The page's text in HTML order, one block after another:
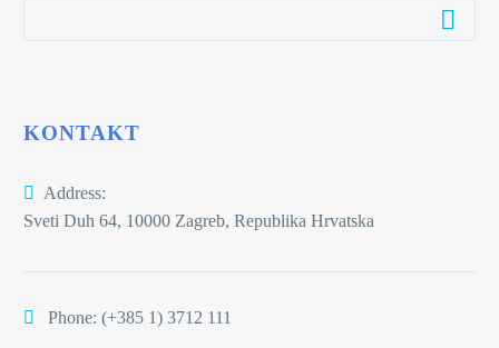
KONTAKT
Address:
Sveti Duh 64, 10000 Zagreb, Republika Hrvatska
Phone: (+385 1) 3712 111